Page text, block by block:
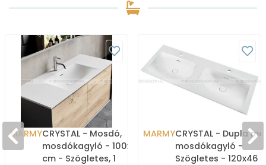
MARMYCRYSTAL - Mosdó,
mosdókagyló - 100x46
cm - Szögletes, 1
MARMYCRYSTAL - Dupla
mosdókagyló -
Szögletes - 120x46